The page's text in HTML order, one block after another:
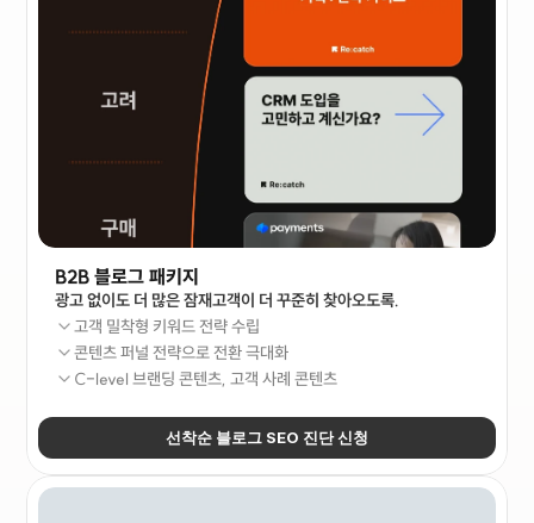
B2B 블로그 패키지
광고 없이도 더 많은 잠재고객이 더 꾸준히 찾아오도록.
고객 밀착형 키워드 전략 수립
콘텐츠 퍼널 전략으로 전환 극대화
C-level 브랜딩 콘텐츠, 고객 사례 콘텐츠
선착순 블로그 SEO 진단 신청